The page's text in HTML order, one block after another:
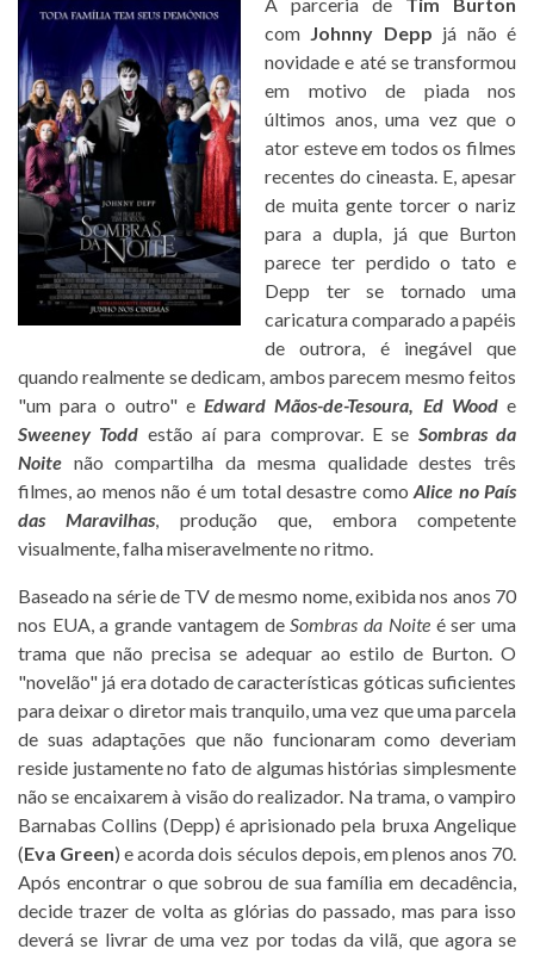
com Johnny Depp já não é
novidade e até se transformou
em motivo de piada nos
últimos anos, uma vez que o
ator esteve em todos os filmes
recentes do cineasta. E, apesar
de muita gente torcer o nariz
para a dupla, já que Burton
parece ter perdido o tato e
Depp ter se tornado uma
caricatura comparado a papéis
de outrora, é inegável que
quando realmente se dedicam, ambos parecem mesmo feitos
"um para o outro" eEdward Mãos-de-Tesoura, Ed Woode
Sweeney Todd estão aí para comprovar. E se Sombras da
Noite não compartilha da mesma qualidade destes três
filmes, ao menos não é um total desastre comoAlice no País
das Maravilhas, produção que, embora competente
visualmente, falha miseravelmente no ritmo.
Baseado na série de TV de mesmo nome, exibida nos anos 70
nos EUA, a grande vantagem deSombras da Noiteé ser uma
trama que não precisa se adequar ao estilo de Burton. O
"novelão" já era dotado de características góticas suficientes
para deixar o diretor mais tranquilo, uma vez que uma parcela
de suas adaptações que não funcionaram como deveriam
reside justamente no fato de algumas histórias simplesmente
não se encaixarem à visão do realizador. Na trama, o vampiro
Barnabas Collins (Depp) é aprisionado pela bruxa Angelique
(Eva Green) e acorda dois séculos depois, em plenos anos 70.
Após encontrar o que sobrou de sua família em decadência,
decide trazer de volta as glórias do passado, mas para isso
deverá se livrar de uma vez por todas da vilã, que agora se